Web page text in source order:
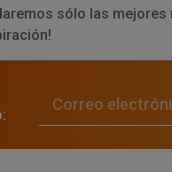
sólo las mejores